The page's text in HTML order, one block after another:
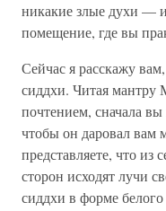
никакие злые духи —
помещение, где вы
Сейчас я расскажу
сиддхи. Читая мантру
почтением, сначала
чтобы он даровал вам
представляете, что из
сторон исходят лучи
сиддхи в форме белого